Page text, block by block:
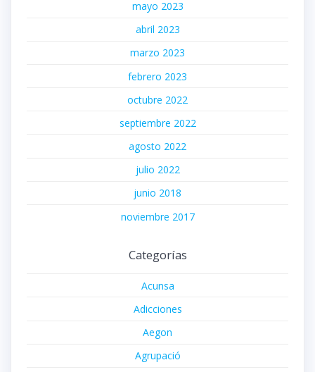
mayo 2023
abril 2023
marzo 2023
febrero 2023
octubre 2022
septiembre 2022
agosto 2022
julio 2022
junio 2018
noviembre 2017
Categorías
Acunsa
Adicciones
Aegon
Agrupació